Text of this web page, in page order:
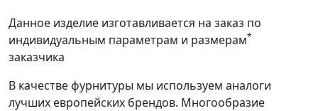
Данное изделие изготавливается на заказ по
индивидуальным параметрам и размерам*
заказчика
В качестве фурнитуры мы используем аналоги
лучших европейских брендов. Многообразие